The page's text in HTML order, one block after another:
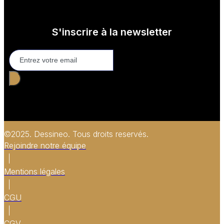
S'inscrire à la newsletter
©2025. Dessineo. Tous droits reservés.
Rejoindre notre équipe
Mentions légales
CGU